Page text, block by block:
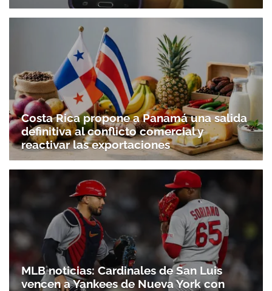
Costa Rica propone a Panamá una salida
definitiva al conflicto comercial y
reactivar las exportaciones
MLB noticias: Cardinales de San Luis
vencen a Yankees de Nueva York con